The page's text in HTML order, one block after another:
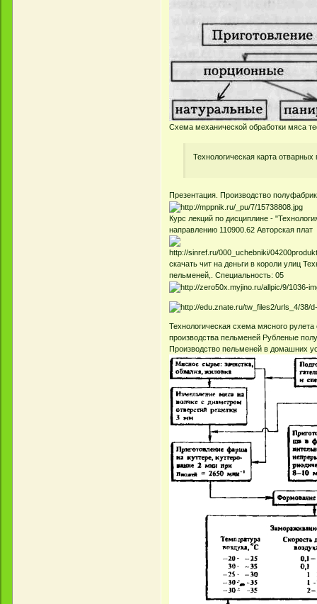
Схема механической обработки мяса
Технологическая карта
Презентация. Производство
Курс лекций по дисциплине -
направлению 110900.62 Авторская плат
скачать чит на деньги в короли улиц
пельменей,. Специальность: 05
Технологическая схема мясного
производства пельменей Рубленые
Производство пельменей в домашних